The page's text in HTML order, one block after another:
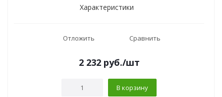
Характеристики
Отложить Сравнить
2 232 руб./шт
В корзину